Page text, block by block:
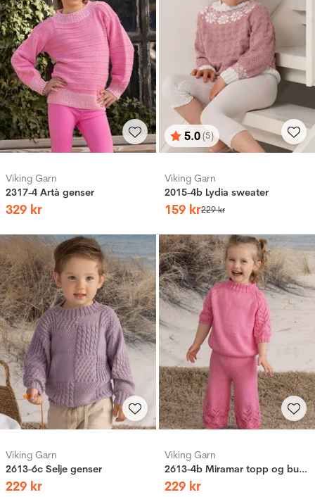
Viking Garn
2317-4 Artà genser
329 kr
Vurdering:
5.0(5)
ud af 5 stjerner
Viking Garn
2015-4b Lydia sweater
159 kr229kr
Viking Garn
2613-6c Selje genser
229 kr
Viking Garn
2613-4b Miramar topp og bukse
229 kr